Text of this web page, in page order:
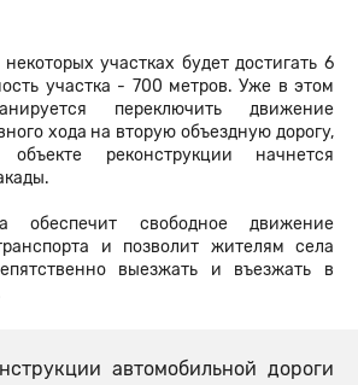
участках будет достигать 6
участка - 700 метров. Уже в этом
переключить движение
хода на вторую объездную дорогу,
реконструкции начнется
обеспечит свободное движение
и позволит жителям села
выезжать и въезжать в
автомобильной дороги